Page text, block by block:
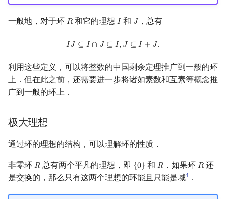
一般地，对于环 𝑅
R 和它的理想 𝐼
I 和 𝐽
J ，总有
𝐼𝐽 ⊆ 𝐼 ∩ 𝐽 ⊆ 𝐼,𝐽 ⊆ 𝐼 + 𝐽.
IJ ⊆ ∩ J⊆ I, ⊆ I+J .
利用这些定义，可以将整数的中国剩余定理推广到一般的环
上．但在此之前，还需要进一步将诸如素数和互素等概念推
广到一般的环上．
极大理想
通过环的理想的结构，可以理解环的性质．
非零环 𝑅
R 总有两个平凡的理想，即 {0}
{0} 和𝑅
R ．如果环𝑅
R 还
是交换的，那么只有这两个理想的环能且只能是域1 ．